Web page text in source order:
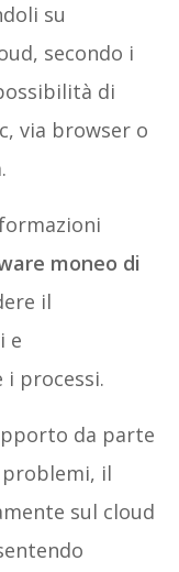
su
secondo i
di
via browser o
moneo di
il
e
processi.
da parte
il
sul cloud